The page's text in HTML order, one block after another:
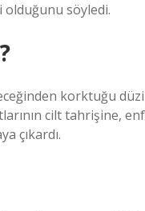
olduğunu söyledi.
korktuğu
cilt tahrişine,
çıkardı.